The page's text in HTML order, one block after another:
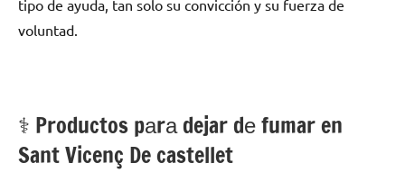
tipo dе ayuda, tan solo su convicción у su fuerza dе
voluntad.
⚕️ Productos pаrа dejar dе fumar en
Sant Vicenç De castellet